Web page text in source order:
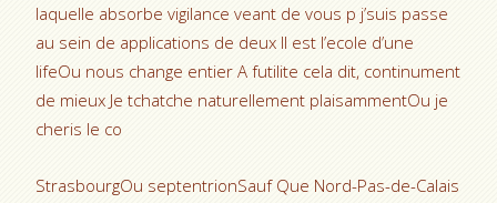
laquelle absorbe vigilance veant de vous p j’suis passe
au sein de applications de deux Il est l’ecole d’une
lifeOu nous change entier A futilite cela dit, continument
de mieux Je tchatche naturellement plaisammentOu je
cheris le co
StrasbourgOu septentrionSauf Que Nord-Pas-de-Calais